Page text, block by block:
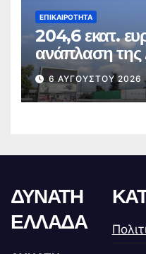
ΕΠΙΚΑΙΡΌΤΗΤΑ
204,6 εκατ.
ανάπλαση
6 ΑΥΓΟΎΣΤΟΥ 2026
ΔΥΝΑΤΗ
ΕΛΛΑΔΑ